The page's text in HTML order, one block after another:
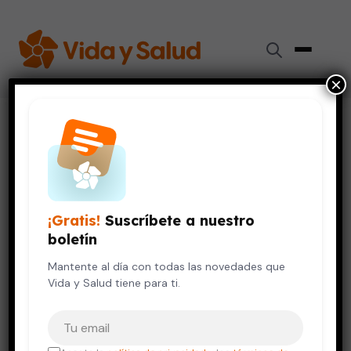
Videos de Salud
SALUD DE LA MUJER
¿Qué es la transposición de
vasos?
¡Gratis! Suscríbete a nuestro
boletín
Mantente al día con todas las novedades que
Vida y Salud tiene para ti.
×